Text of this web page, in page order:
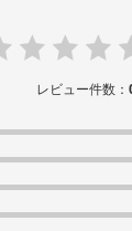
レビュー件数：